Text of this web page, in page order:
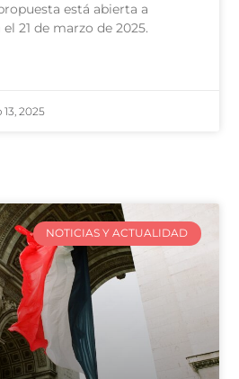
está abierta a
21 de marzo de 2025.
2025
NOTICIAS Y ACTUALIDAD